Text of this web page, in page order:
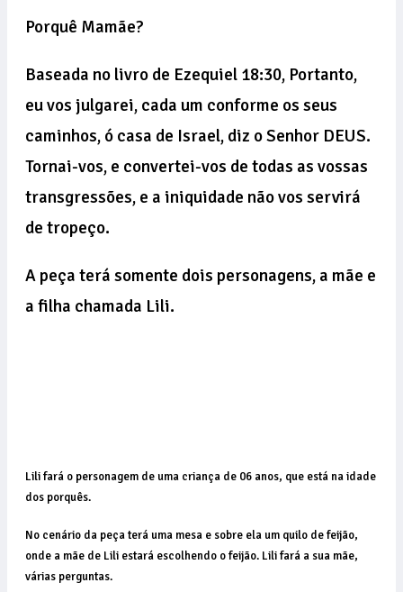
Porquê Mamãe?
Baseada no livro de Ezequiel 18:30, Portanto,
eu vos julgarei, cada um conforme os seus
caminhos, ó casa de Israel, diz o Senhor DEUS.
Tornai-vos, e convertei-vos de todas as vossas
transgressões, e a iniquidade não vos servirá
de tropeço.
A peça terá somente dois personagens, a mãe e
a filha chamada Lili.
Lili fará o personagem de uma criança de 06 anos, que está na idade
dos porquês.
No cenário da peça terá uma mesa e sobre ela um quilo de feijão,
onde a mãe de Lili estará escolhendo o feijão. Lili fará a sua mãe,
várias perguntas.